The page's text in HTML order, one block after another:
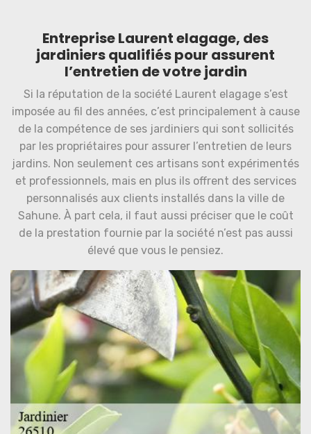
Entreprise Laurent elagage, des
jardiniers qualifiés pour assurent
l’entretien de votre jardin
Si la réputation de la société Laurent elagage s’est
imposée au fil des années, c’est principalement à cause
de la compétence de ses jardiniers qui sont sollicités
par les propriétaires pour assurer l’entretien de leurs
jardins. Non seulement ces artisans sont expérimentés
et professionnels, mais en plus ils offrent des services
personnalisés aux clients installés dans la ville de
Sahune. À part cela, il faut aussi préciser que le coût
de la prestation fournie par la société n’est pas aussi
élevé que vous le pensiez.